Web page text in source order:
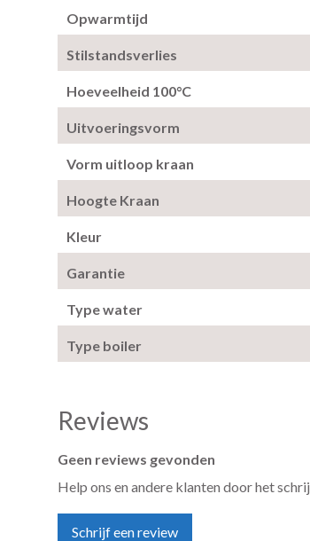
Opwarmtijd
Stilstandsverlies
Hoeveelheid 100°C
Uitvoeringsvorm
Vorm uitloop kraan
Hoogte Kraan
Kleur
Garantie
Type water
Type boiler
Reviews
Geen reviews gevonden
Help ons en andere klanten door het
Schrijf een review